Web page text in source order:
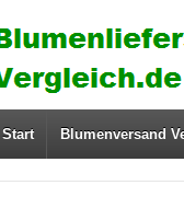
Start Blumenversand